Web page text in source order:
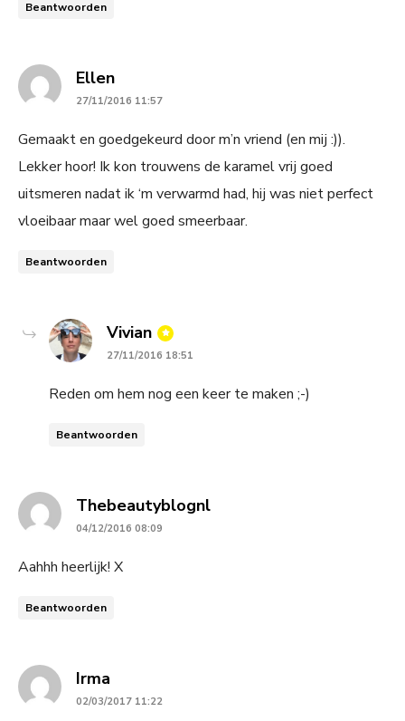
Beantwoorden
Ellensays:
27/11/2016 11:57
Gemaakt en goedgekeurd door m’n vriend (en mij :)).
Lekker hoor! Ik kon trouwens de karamel vrij goed
uitsmeren nadat ik ‘m verwarmd had, hij was niet perfect
vloeibaar maar wel goed smeerbaar.
Beantwoorden
Vivian says:
27/11/2016 18:51
Reden om hem nog een keer te maken ;-)
Beantwoorden
Thebeautyblognlsays:
04/12/2016 08:09
Aahhh heerlijk! X
Beantwoorden
Irma
02/03/2017 11:22